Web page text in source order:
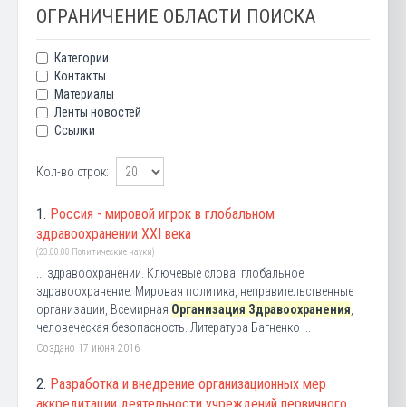
ОГРАНИЧЕНИЕ ОБЛАСТИ ПОИСКА
Категории
Контакты
Материалы
Ленты новостей
Ссылки
Кол-во строк:
1. Россия - мировой игрок в глобальном
здравоохранении XXI века
(23.00.00 Политические науки)
... здравоохранении. Ключевые слова: глобальное
здравоохранение. Мировая политика, неправительственные
организации, Всемирная Организация Здравоохранения
человеческая безопасность. Литература Багненко ...
Создано 17 июня 2016
2. Разработка и внедрение организационных мер